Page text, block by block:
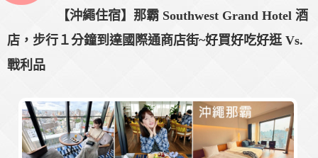
【沖繩住宿】那霸 Southwest Grand Hotel 酒
店，步行１分鐘到達國際通商店街~好買好吃好逛 Vs.
戰利品